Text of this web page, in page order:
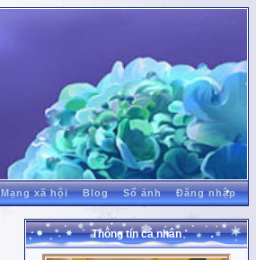
Mạng xã hội Blog Sổ ảnh Đăng nhập
Thông tin cá nhân